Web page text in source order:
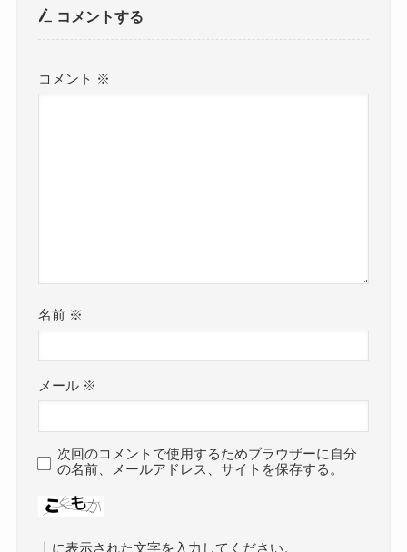
コメントする
コメント ※
名前 ※
メール ※
次回のコメントで使用するためブラウザーに自分
の名前、メールアドレス、サイトを保存する。
上に表示された文字を入力してください。